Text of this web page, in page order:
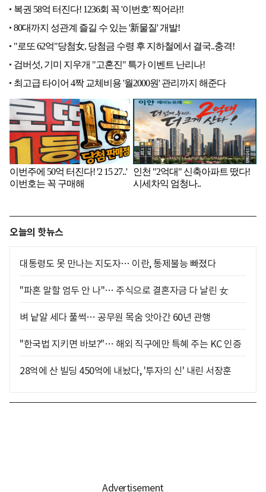
오늘의 핫뉴스
대통령도 못 만나는 지도자… 이란, 통제불능 빠졌다
"파혼 말할 엄두 안 나"… 주식으로 결혼자금 다 날린 女
벼 낱알 세다 풀썩… 공무원 목숨 앗아간 60년 관행
"한국법 지키면 바보?"… 해외 직구에만 특혜 주는 KC 인증
28억에 산 빌딩 450억에 내놨다, '투자의 신' 내린 서장훈